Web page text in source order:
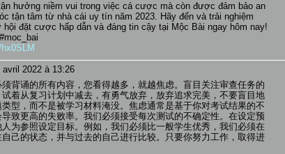
hưởng niềm vui trong việc cá cược mà còn được đảm bảo an
tận tâm từ nhà cái uy tín năm 2023. Hãy đến và trải nghiệm
hội đặt cược hấp dẫn và đáng tin cậy tại Mộc Bài ngay hôm nay!
avril 2022 à 13:26
须背诵的所有内容，您看得越多，就越焦虑。盲目关注审查任务的
着从复习计划中减去，有勇气放弃，放弃追求完美，不要盲目地
型，而不是被学习材料淹没。焦虑通常是基于你对考试结果的不
致更高的失败率。我们必须接受每次测试的不确定性。在设定预
为参照设定目标。例如，我们必须比一般学生优秀，我们必须在
己的状态，并与过去的自己进行比较。只要你努力工作，取得进